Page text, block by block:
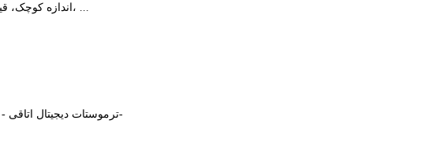
اندازه کوچک، قیمت ارزان، تکنولوژی میکروکنترلر، ...
ترموستات دیجیتال اتاقی - گرمایش و سرمایش (دوفصل) - سه دور-